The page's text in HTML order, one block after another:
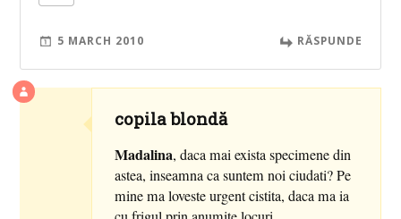
5 MARCH 2010 RĂSPUNDE
copila blondă
Madalina, daca mai exista specimene din
astea, inseamna ca suntem noi ciudati? Pe
mine ma loveste urgent cistita, daca ma ia